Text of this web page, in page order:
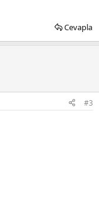
Cevapla
#3